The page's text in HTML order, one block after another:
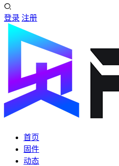
登录 注册
首页
固件
动态